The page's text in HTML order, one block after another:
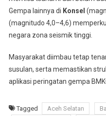
Gempa lainnya di Konsel
(magnitudo 4,0–4,6)
negara zona seismik tinggi.
Masyarakat diimbau tetap
susulan, serta memastikan
aplikasi peringatan gempa
Tagged Aceh Selatan